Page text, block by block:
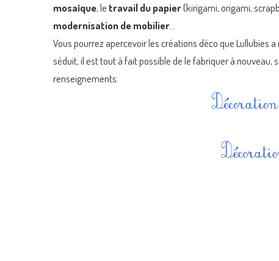
mosaïque, le travail du papier(kirigami, origami,
modernisation de mobilier
Vous pourrez apercevoir les créations déco que Lullubies
séduit, il est tout à fait possible de le fabriquer à nouveau,
renseignements.